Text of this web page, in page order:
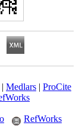
| Medlars | ProCite
RefWorks